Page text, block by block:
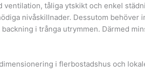
ventilation, tåliga ytskikt och enkel
nivåskillnader. Dessutom behöver
i trånga utrymmen. Därmed
i flerbostadshus och